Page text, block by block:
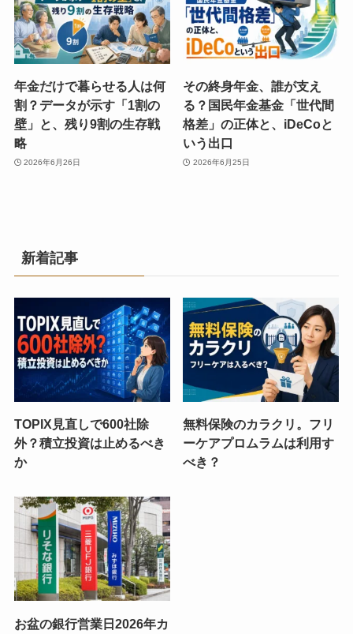
年金だけで暮らせる人は何
割？データが示す「1割の
壁」と、残り9割の生存戦
略
2026年6月26日
その終身年金、誰が支え
る？国民年金基金「世代間
格差」の正体と、iDeCoと
いう出口
2026年6月25日
新着記事
TOPIX見直しで600社除
外？積立投資は止めるべき
か
無料保険のカラクリ。フリ
ーケアプロムラムは利用す
べき？
お盆の銀行営業日2026年カ